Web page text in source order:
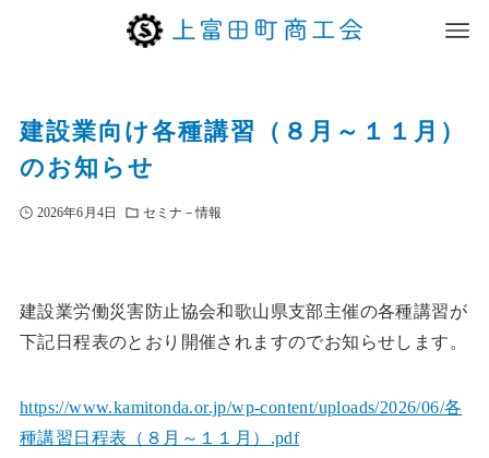
建設業向け各種講習（８月～１１月）
のお知らせ
2026年6月4日 セミナ－情報
建設業労働災害防止協会和歌山県支部主催の各種講習が
下記日程表のとおり開催されますのでお知らせします。
https://www.kamitonda.or.jp/wp-content/uploads/2026/06/各
種講習日程表（８月～１１月）.pdf